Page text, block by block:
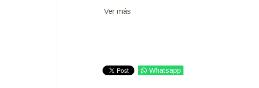
Ver más
Whatsapp